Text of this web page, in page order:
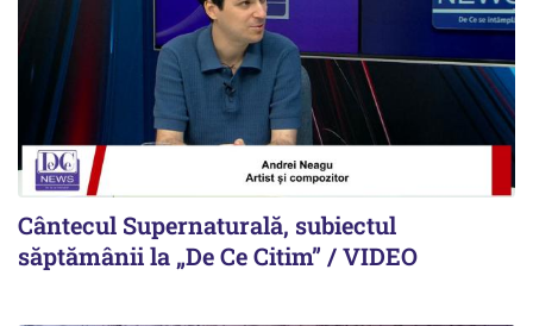
Cântecul Supernaturală, subiectul
săptămânii la „De Ce Citim” / VIDEO